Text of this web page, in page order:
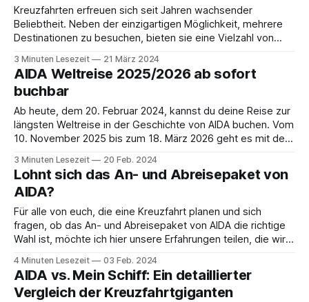
Kreuzfahrten erfreuen sich seit Jahren wachsender
Beliebtheit. Neben der einzigartigen Möglichkeit, mehrere
Destinationen zu besuchen, bieten sie eine Vielzahl von
Optionen ist das Getränkepaket, das oft im Voraus pauschal
gebucht werden kann. Doch lohnt sich diese Investition
wirklich? Dieser Blogbeitrag beleuchtet die Vor-
3 Minuten Lesezeit 21 März 2024
AIDA Weltreise 2025/2026 ab sofort
buchbar
Ab heute, dem 20. Februar 2024, kannst du deine Reise zur
längsten Weltreise in der Geschichte von AIDA buchen. Vom
10. November 2025 bis zum 18. März 2026 geht es mit der
Kontinente und durch 28 Länder. Mit 128 Tagen
3 Minuten Lesezeit 20 Feb. 2024
Lohnt sich das An- und Abreisepaket von
AIDA?
Für alle von euch, die eine Kreuzfahrt planen und sich
fragen, ob das An- und Abreisepaket von AIDA die richtige
Wahl ist, möchte ich hier unsere Erfahrungen teilen, die wir
Paket in Anspruch zu nehmen, welches unseren Hin- und
Rückflug von Düsseldorf
4 Minuten Lesezeit 03 Feb. 2024
AIDA vs. Mein Schiff: Ein detaillierter
Vergleich der Kreuzfahrtgiganten